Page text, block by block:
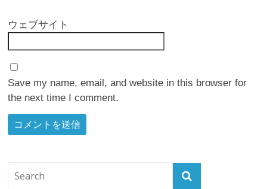
ウェブサイト
Save my name, email, and website in this browser for
the next time I comment.